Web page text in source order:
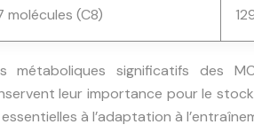
molécules (C8)
significatifs des
leur importance pour le
à l’adaptation à